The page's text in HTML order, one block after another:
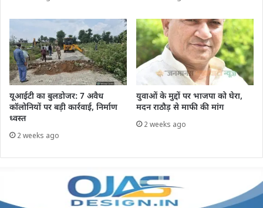
यूआईटी का बुलडोजर: 7 अवैध
कॉलोनियों पर बड़ी कार्रवाई, निर्माण
ध्वस्त
2 weeks ago
युवाओं के मुद्दों पर भाजपा को घेरा,
मदन राठौड़ से माफी की मांग
2 weeks ago